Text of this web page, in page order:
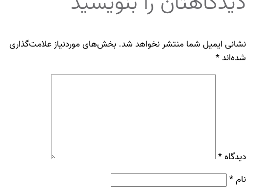
نشانی ایمیل شما منتشر نخواهد شد. بخش‌های موردنیاز علامت‌گذاری
شده‌اند*
دیدگاه*
نام*